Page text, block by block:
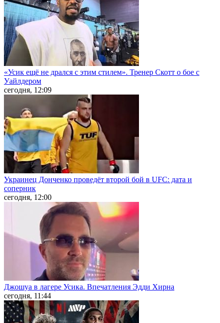
«Усик ещё не дрался с этим стилем». Тренер Скотт о бое с
Уайлдером
сегодня, 12:09
Украинец Донченко проведёт второй бой в UFC: дата и
соперник
сегодня, 12:00
Джошуа в лагере Усика. Впечатления Эдди Хирна
сегодня, 11:44